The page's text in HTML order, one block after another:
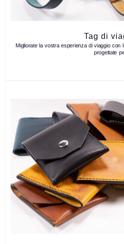
Tag di
Migliorate la vostra esperienza di viaggio con
progettate